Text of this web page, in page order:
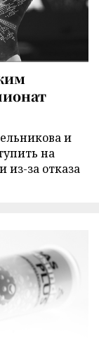
и
на
из-за отказа